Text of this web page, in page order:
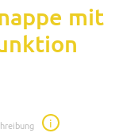
mit
i